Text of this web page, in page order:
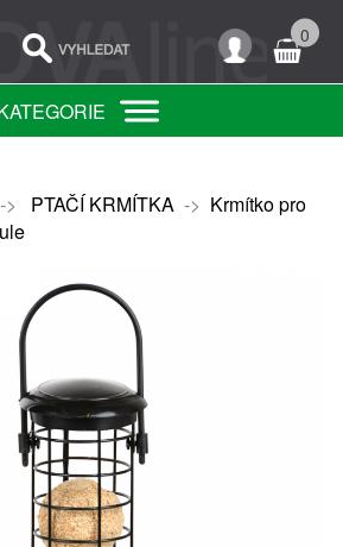
0
PTAČÍ KRMÍTKA-> Krmítko pro